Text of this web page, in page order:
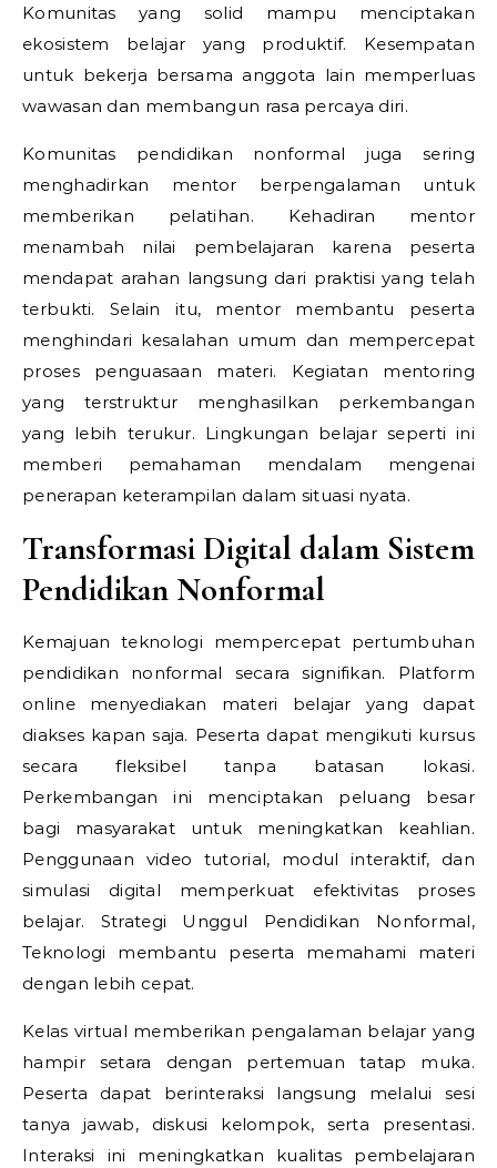
Komunitas yang solid mampu menciptakan
ekosistem belajar yang produktif. Kesempatan
untuk bekerja bersama anggota lain memperluas
wawasan dan membangun rasa percaya diri.
Komunitas pendidikan nonformal juga sering
menghadirkan mentor berpengalaman untuk
memberikan pelatihan. Kehadiran mentor
menambah nilai pembelajaran karena peserta
mendapat arahan langsung dari praktisi yang telah
terbukti. Selain itu, mentor membantu peserta
menghindari kesalahan umum dan mempercepat
proses penguasaan materi. Kegiatan mentoring
yang terstruktur menghasilkan perkembangan
yang lebih terukur. Lingkungan belajar seperti ini
memberi pemahaman mendalam mengenai
penerapan keterampilan dalam situasi nyata.
Transformasi Digital dalam Sistem
Pendidikan Nonformal
Kemajuan teknologi mempercepat pertumbuhan
pendidikan nonformal secara signifikan. Platform
online menyediakan materi belajar yang dapat
diakses kapan saja. Peserta dapat mengikuti kursus
secara fleksibel tanpa batasan lokasi.
Perkembangan ini menciptakan peluang besar
bagi masyarakat untuk meningkatkan keahlian.
Penggunaan video tutorial, modul interaktif, dan
simulasi digital memperkuat efektivitas proses
belajar. Strategi Unggul Pendidikan Nonformal,
Teknologi membantu peserta memahami materi
dengan lebih cepat.
Kelas virtual memberikan pengalaman belajar yang
hampir setara dengan pertemuan tatap muka.
Peserta dapat berinteraksi langsung melalui sesi
tanya jawab, diskusi kelompok, serta presentasi.
Interaksi ini meningkatkan kualitas pembelajaran